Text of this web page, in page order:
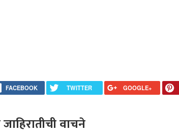
FACEBOOK TWITTER GOOGLE+
वाचने